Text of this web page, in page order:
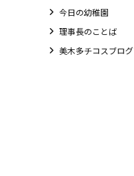
今日の幼稚園
理事長のことば
美木多チコスブログ